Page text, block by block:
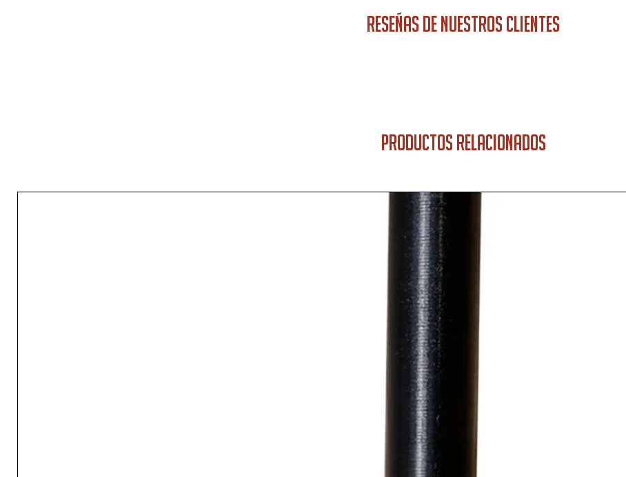
RESEÑAS DE NUESTROS CLIENTES
PRODUCTOS RELACIONADOS